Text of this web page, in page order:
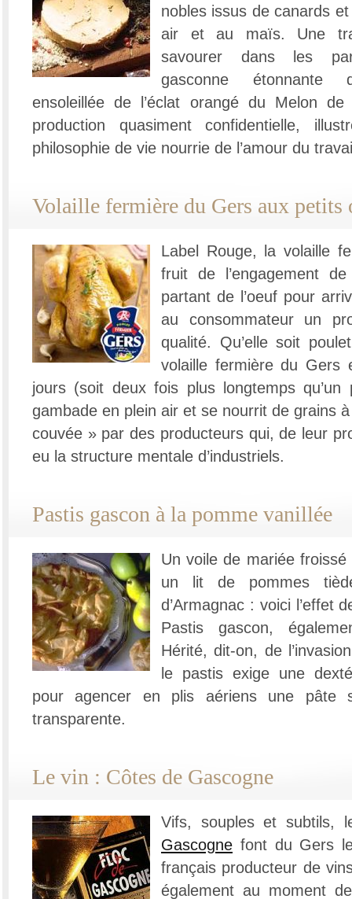
nobles issus de canards
air et au maïs. Une
savourer dans les
gasconne étonnante
ensoleillée de l’éclat orangé du Melon
production quasiment confidentielle,
philosophie de vie nourrie de l’amour du
Volaille fermière du Gers aux petits
Label Rouge, la volaille
fruit de l’engagement
partant de l’oeuf pour
au consommateur un
qualité. Qu’elle soit
volaille fermière du Gers
jours (soit deux fois plus longtemps
gambade en plein air et se nourrit de grains
couvée » par des producteurs qui, de leur
eu la structure mentale d’industriels.
Pastis gascon à la pomme vanillée
Un voile de mariée
un lit de pommes
d’Armagnac : voici l’effet
Pastis gascon,
Hérité, dit-on, de
le pastis exige une
pour agencer en plis aériens une pâte
transparente.
Le vin : Côtes de Gascogne
Vifs, souples et subtils,
Gascogne font du Gers
français producteur de
également au moment